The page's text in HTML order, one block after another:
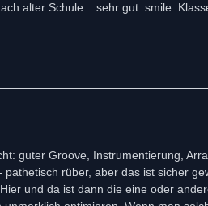
alter Schule....sehr gut. smile.
guter Groove, Instrumentierung,
rüber, aber das ist sicher
und da ist dann die eine oder